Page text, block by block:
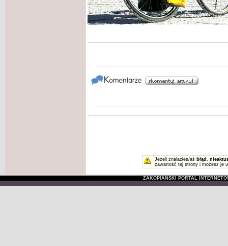
Jeżeli znalazłeś/aś błąd ,
zawartość tej strony i możesz je
ZAKOPIAŃSKI PORTAL